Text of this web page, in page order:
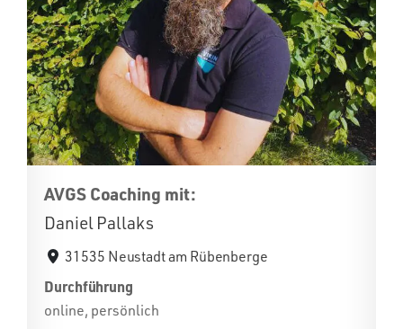
AVGS Coaching mit:
Daniel Pallaks
31535 Neustadt am Rübenberge
Durchführung
online, persönlich